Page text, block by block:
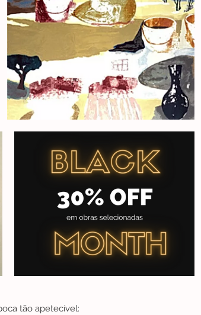
tão apetecível: